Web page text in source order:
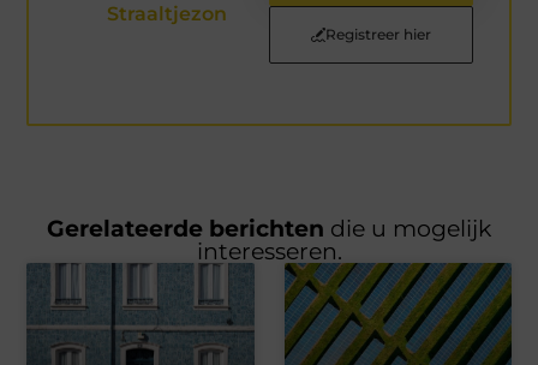
Straaltjezon
Registreer hier
Gerelateerde berichten die u mogelijk
interesseren.